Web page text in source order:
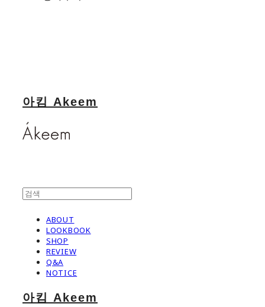
아킴 Akeem
ABOUT
LOOKBOOK
SHOP
REVIEW
Q&A
NOTICE
아킴 Akeem